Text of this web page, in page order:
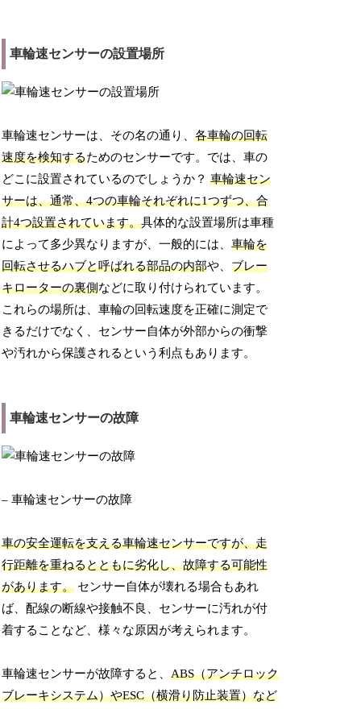
車輪速センサーの設置場所
車輪速センサーは、その名の通り、各車輪の回転
速度を検知するためのセンサーです。では、車の
どこに設置されているのでしょうか？車輪速セン
サーは、通常、4つの車輪それぞれに1つずつ、合
計4つ設置されています。具体的な設置場所は車種
によって多少異なりますが、一般的には、車輪を
回転させるハブと呼ばれる部品の内部や、ブレー
キローターの裏側などに取り付けられています。
これらの場所は、車輪の回転速度を正確に測定で
きるだけでなく、センサー自体が外部からの衝撃
や汚れから保護されるという利点もあります。
車輪速センサーの故障
– 車輪速センサーの故障
車の安全運転を支える車輪速センサーですが、走
行距離を重ねるとともに劣化し、故障する可能性
があります。 センサー自体が壊れる場合もあれ
ば、配線の断線や接触不良、センサーに汚れが付
着することなど、様々な原因が考えられます。
車輪速センサーが故障すると、ABS（アンチロック
ブレーキシステム）やESC（横滑り防止装置）など